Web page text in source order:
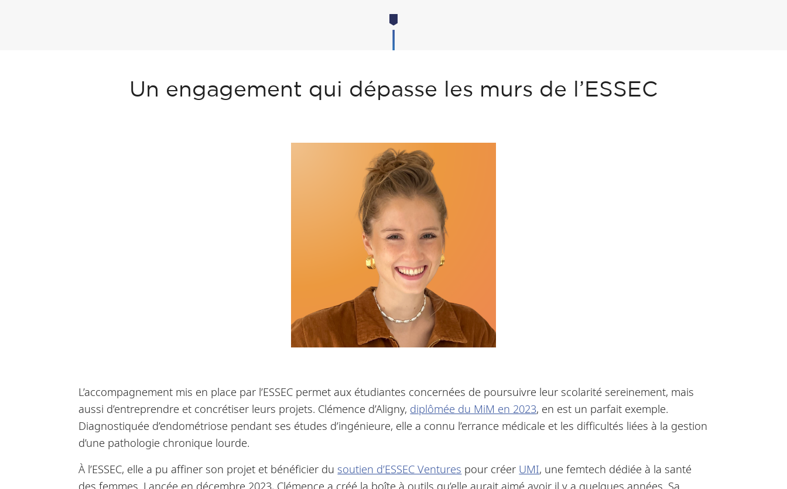
Un engagement qui dépasse les murs de l’ESSEC
L’accompagnement mis en place par l’ESSEC permet aux étudiantes concernées de poursuivre leur scolarité sereinement, mais
aussi d’entreprendre et concrétiser leurs projets. Clémence d’Aligny, diplômée du MiM en 2023, en est un parfait exemple.
Diagnostiquée d’endométriose pendant ses études d’ingénieure, elle a connu l’errance médicale et les difficultés liées à la gestion
d’une pathologie chronique lourde.
À l’ESSEC, elle a pu affiner son projet et bénéficier du soutien d’ESSEC Ventures pour créer UMI, une femtech dédiée à la santé
des femmes. Lancée en décembre 2023, Clémence a créé la boîte à outils qu’elle aurait aimé avoir il y a quelques années. Sa